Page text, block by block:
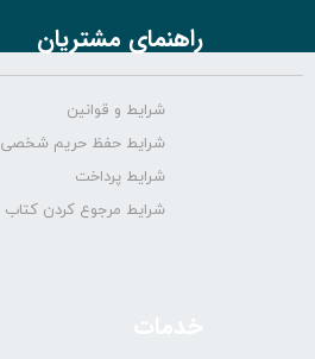
راهنمای مشتریان
شرایط و قوانین
شرایط حفظ حریم شخصی
شرایط پرداخت
شرایط مرجوع کردن کتاب